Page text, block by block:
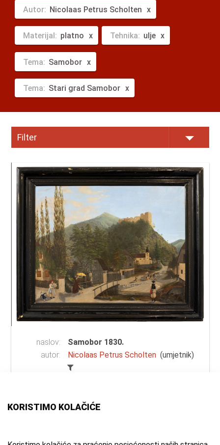
Autor: Nicolaas Petrus Scholten
Materijal: platno Tehnika: ulje
Tema: Samobor
Tema: Stari grad Samobor
Filter
naslov:
Samobor 1830.
autor:
Nicolaas Petrus Scholten (umjetnik)
tehnika:
ulje
KORISTIMO KOLAČIĆE